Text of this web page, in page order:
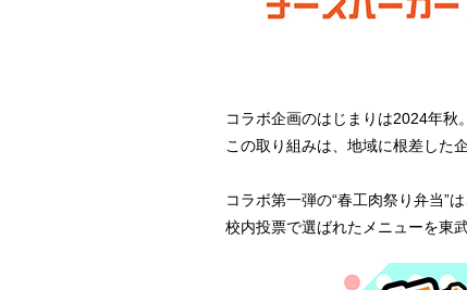
コラボ企画のはじまりは2024年秋
この取り組みは、地域に根差した
コラボ第一弾の“春工肉祭り弁当”
校内投票で選ばれたメニューを東